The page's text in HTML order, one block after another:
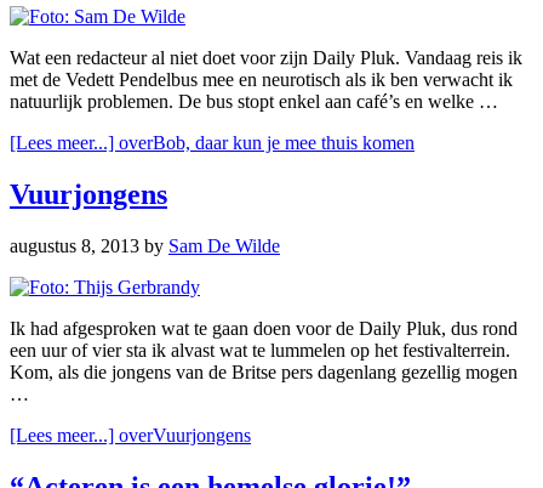
Wat een redacteur al niet doet voor zijn Daily Pluk. Vandaag reis ik
met de Vedett Pendelbus mee en neurotisch als ik ben verwacht ik
natuurlijk problemen. De bus stopt enkel aan café’s en welke …
[Lees meer...] overBob, daar kun je mee thuis komen
Vuurjongens
augustus 8, 2013 by Sam De Wilde
Ik had afgesproken wat te gaan doen voor de Daily Pluk, dus rond
een uur of vier sta ik alvast wat te lummelen op het festivalterrein.
Kom, als die jongens van de Britse pers dagenlang gezellig mogen
…
[Lees meer...] overVuurjongens